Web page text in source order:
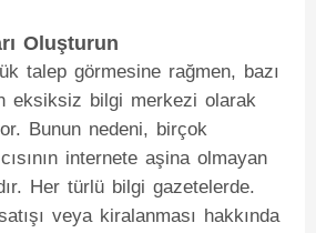
Oluşturun
talep görmesine rağmen, bazı
eksiksiz bilgi merkezi olarak
Bunun nedeni, birçok
internete aşina olmayan
Her türlü bilgi gazetelerde.
veya kiralanması hakkında